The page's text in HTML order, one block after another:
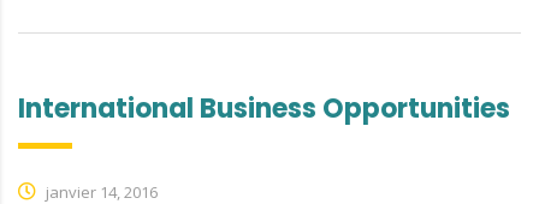
International Business Opportunities
janvier 14, 2016